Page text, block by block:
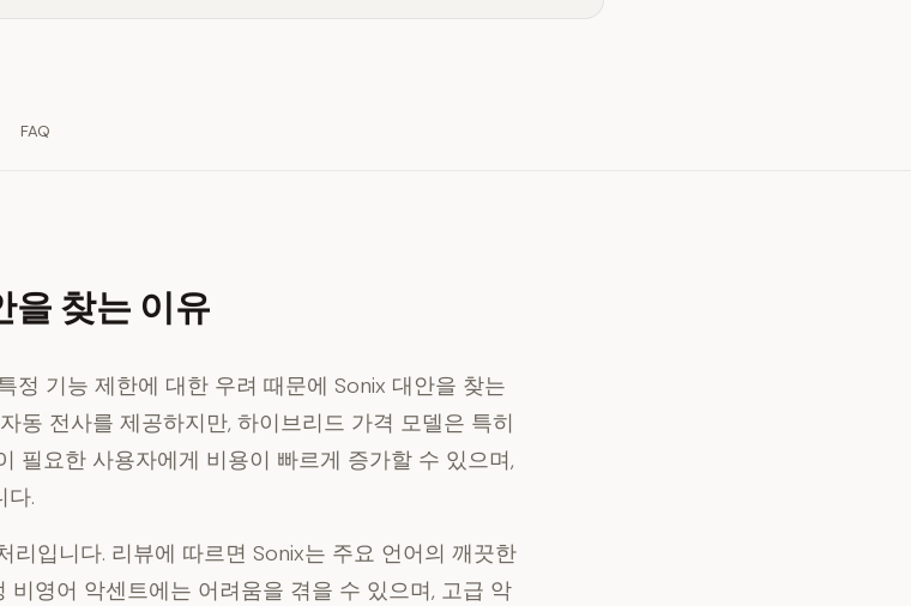
FAQ
찾는 이유
정 기능 제한에 대한 우려 때문에 Sonix 대안을 찾는
동 전사를 제공하지만, 하이브리드 가격 모델은 특히
필요한 사용자에게 비용이 빠르게 증가할 수 있으며,
다.
리입니다. 리뷰에 따르면 Sonix는 주요 언어의 깨끗한
비영어 악센트에는 어려움을 겪을 수 있으며, 고급 악